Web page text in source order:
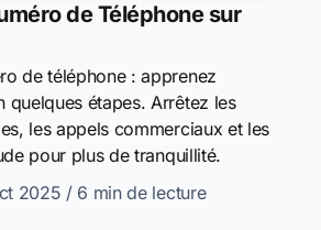
de Téléphone sur
de téléphone : apprenez
quelques étapes. Arrêtez les
les appels commerciaux et les
pour plus de tranquillité.
2025 / 6 min de lecture